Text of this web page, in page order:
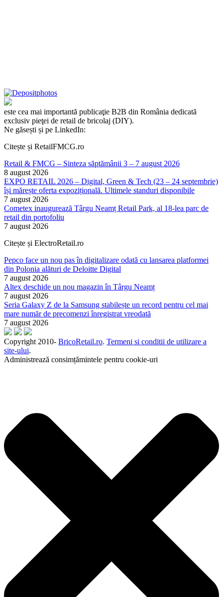
este cea mai importantă publicaţie B2B din România dedicată
exclusiv pieţei de retail de bricolaj (DIY).
Ne găsești și pe LinkedIn:
Citește și RetailFMCG.ro
Retail & FMCG – Sinteza săptămânii 3 – 7 august 2026
8 august 2026
EXPO RETAIL 2026 – Digital, Green & Tech (23 – 24 septembrie)
își mărește oferta expozițională. Ultimele standuri disponibile
7 august 2026
Cometex inaugurează Târgu Neamț Retail Park, al 18-lea parc de
retail din portofoliu
7 august 2026
Citește și ElectroRetail.ro
Pepco face un nou pas în digitalizare odată cu lansarea platformei
din Polonia alături de Deloitte Digital
7 august 2026
Altex deschide un nou magazin în Târgu Neamț
7 august 2026
Seria Galaxy Z de la Samsung stabilește un record pentru cel mai
mare număr de precomenzi înregistrat vreodată
7 august 2026
Copyright 2010- BricoRetail.ro. Termeni si conditii de utilizare a
site-ului.
Administrează consimțămintele pentru cookie-uri